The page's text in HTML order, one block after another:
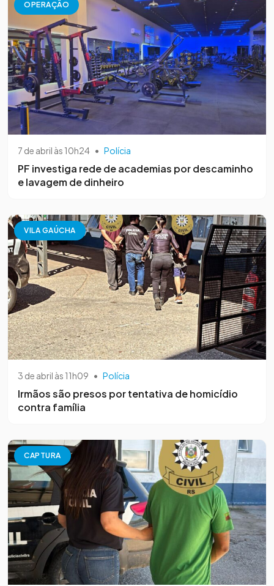
OPERAÇÃO
7 de abril às 10h24 • Polícia
PF investiga rede de academias por descaminho
e lavagem de dinheiro
VILA GAÚCHA
3 de abril às 11h09 • Polícia
Irmãos são presos por tentativa de homicídio
contra família
CAPTURA